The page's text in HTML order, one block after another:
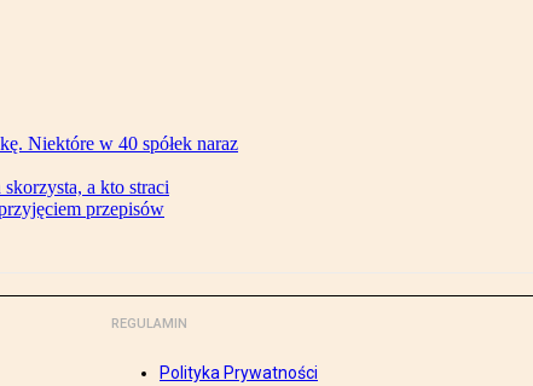
Niektóre w 40 spółek naraz
a kto straci
przepisów
REGULAMIN
Polityka Prywatności